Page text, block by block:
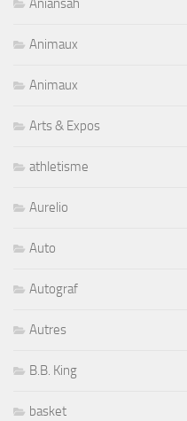
Aniansah
Animaux
Animaux
Arts & Expos
athletisme
Aurelio
Auto
Autograf
Autres
B.B. King
basket